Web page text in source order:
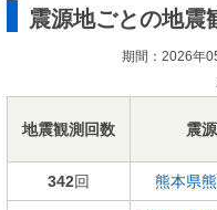
震源地ごとの地震
期間：2026年
地震観測回数 震
342回 熊本県